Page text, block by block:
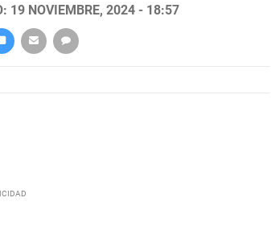
19 NOVIEMBRE, 2024 - 18:57